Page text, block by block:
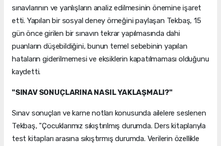
sınavlarının ve yanlışların analiz edilmesinin önemine işaret
etti. Yapılan bir sosyal deney örneğini paylaşan Tekbaş, 15
gün önce girilen bir sınavın tekrar yapılmasında dahi
puanların düşebildiğini, bunun temel sebebinin yapılan
hataların giderilmemesi ve eksiklerin kapatılmaması olduğunu
kaydetti.
"SINAV SONUÇLARINA NASIL YAKLAŞMALI?"
Sınav sonuçları ve karne notları konusunda ailelere seslenen
Tekbaş, "Çocuklarımız sıkıştırılmış durumda. Ders kitaplarıyla
test kitapları arasına sıkıştırmış durumda. Verilerin özellikle